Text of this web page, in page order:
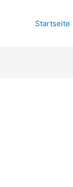
Startseite